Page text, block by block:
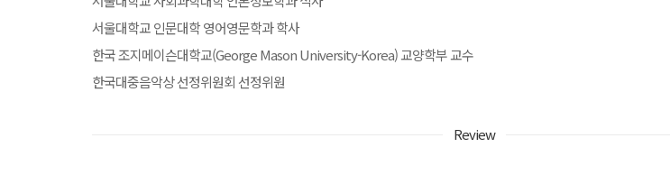
서울대학교 인문대학 영어영문학과 학사
한국 조지메이슨대학교(George Mason University-Korea) 교양학부 교수
한국대중음악상 선정위원회 선정위원
Review